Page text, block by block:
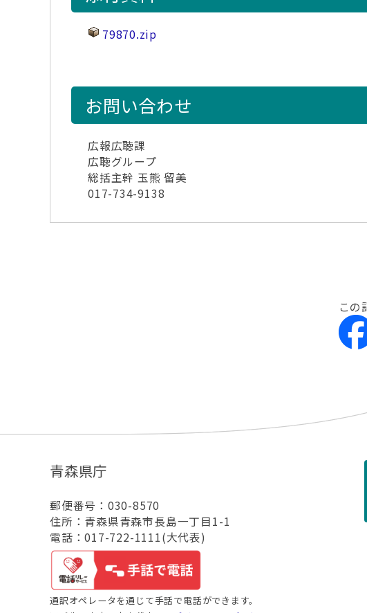
79870.zip
お問い合わせ
広報広聴課
広聴グループ
総括主幹 玉熊 留美
017-734-9138
この
青森県庁
郵便番号：030-8570
住所：青森県青森市長島一丁目1-1
電話：017-722-1111(大代表)
通訳オペレータを通じて手話で電話ができます。